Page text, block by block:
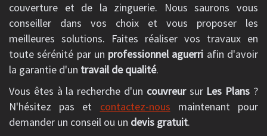
couverture et de la zinguerie. Nous saurons vous
conseiller dans vos choix et vous proposer les
meilleures solutions. Faites réaliser vos travaux en
toute sérénité par un professionnel aguerri afin d'avoir
la garantie d'un travail de qualité.
Vous êtes à la recherche d'un couvreursur Les Plans ?
N'hésitez pas et contactez-nous maintenant pour
demander un conseil ou un devis gratuit.